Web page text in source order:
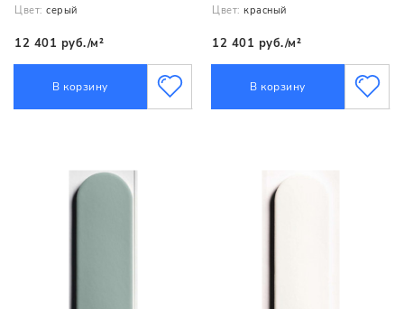
Цвет: серый
12 401 руб./м²
В корзину
Цвет: красный
12 401 руб./м²
В корзину